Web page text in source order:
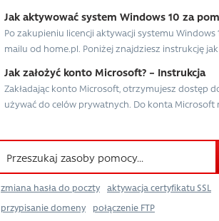
Jak aktywować system Windows 10 za
Po zakupieniu licencji aktywacji systemu
mailu od home.pl. Poniżej znajdziesz instrukcję jak
Jak założyć konto Microsoft? – Instrukcja
Zakładając konto Microsoft, otrzymujesz dostęp
używać do celów prywatnych. Do konta Microsoft
zmiana hasła do poczty
aktywacja certyfikatu SSL
przypisanie domeny
połączenie FTP